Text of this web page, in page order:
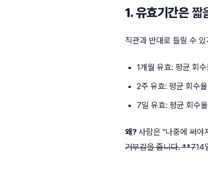
1. 유효기간은짧
직관과 반대로 들릴 수 있
1개월 유효: 평균 회
2주 유효: 평균 회수
7일 유효: 평균 회수
왜? 사람은 "나중에 써야
거부감을 줍니다. **714